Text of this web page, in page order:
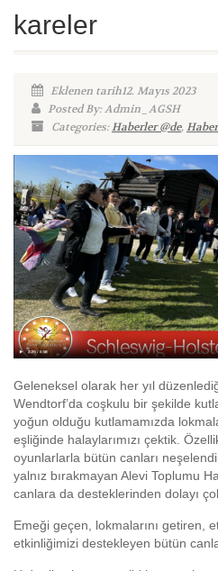
kareler
Eklenen tarih12. Mayıs 2023
Posted By: Admin_AGSH
Categories:Haberler @de,
Geleneksel olarak her yıl
Wendtorf’da coşkulu bir şekilde
yoğun olduğu kutlamamızda
eşliğinde halaylarımızı çektik.
oyunlarlarla bütün canları
yalnız bırakmayan Alevi Toplumu
canlara da desteklerinden dolayı
Emeği geçen, lokmalarını getiren,
etkinliğimizi destekleyen bütün